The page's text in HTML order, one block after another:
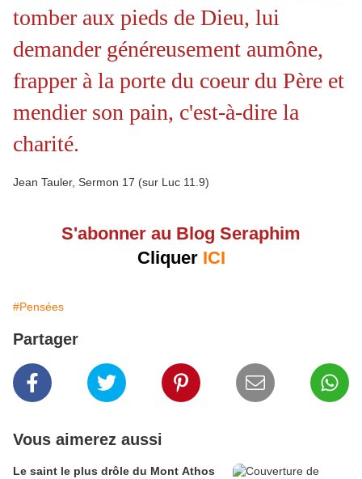
tomber aux pieds de Dieu, lui
demander généreusement aumône,
frapper à la porte du coeur du Père et
mendier son pain, c'est-à-dire la
charité.
Jean Tauler, Sermon 17 (sur Luc 11.9)
S'abonner au Blog Seraphim
Cliquer ICI
#Pensées
Partager
Vous aimerez aussi
Le saint le plus drôle du Mont Athos